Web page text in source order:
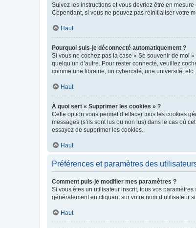
Suivez les instructions et vous devriez être en
Cependant, si vous ne pouvez pas réinitialiser votre
Haut
Pourquoi suis-je déconnecté automatiquement ?
Si vous ne cochez pas la case « Se souvenir de moi
quelqu’un d’autre. Pour rester connecté, veuillez
comme une librairie, un cybercafé, une université,
Haut
À quoi sert « Supprimer les cookies » ?
Cette option vous permet d’effacer tous les cookies
messages (s’ils sont lus ou non lus) dans le cas où
essayez de supprimer les cookies.
Haut
Préférences et paramètres des
Comment puis-je modifier mes paramètres ?
Si vous êtes un utilisateur inscrit, tous vos
généralement en cliquant sur votre nom d’utilisateur
Haut